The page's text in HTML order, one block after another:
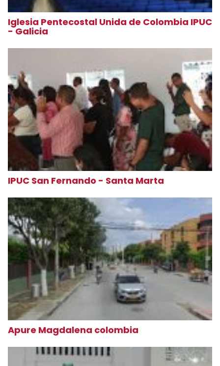
Iglesia Pentecostal Unida de Colombia IPUC
- Galicia
IPUC San Fernando - Santa Marta
Apure Magdalena colombia